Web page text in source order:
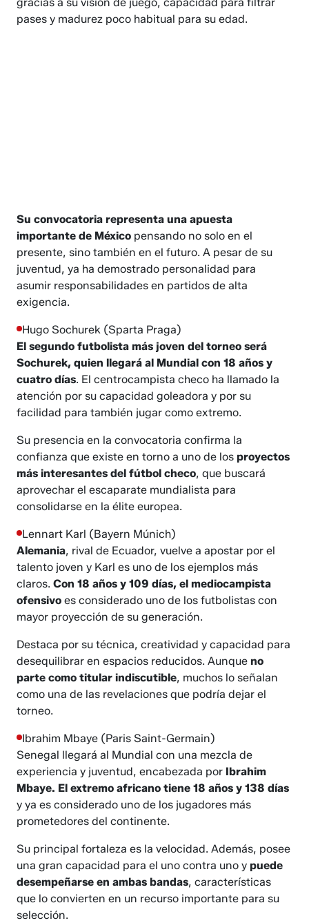
gracias a su visión de juego, capacidad para filtrar
pases y madurez poco habitual para su edad.
Su convocatoria representa una apuesta
importante de México pensando no solo en el
presente, sino también en el futuro. A pesar de su
juventud, ya ha demostrado personalidad para
asumir responsabilidades en partidos de alta
exigencia.
Hugo Sochurek (Sparta Praga)
El segundo futbolista más joven del torneo será
Sochurek, quien llegará al Mundial con 18 años y
cuatro días. El centrocampista checo ha llamado la
atención por su capacidad goleadora y por su
facilidad para también jugar como extremo.
Su presencia en la convocatoria confirma la
confianza que existe en torno a uno de los proyectos
más interesantes del fútbol checo, que buscará
aprovechar el escaparate mundialista para
consolidarse en la élite europea.
Lennart Karl (Bayern Múnich)
Alemania, rival de Ecuador, vuelve a apostar por el
talento joven y Karl es uno de los ejemplos más
claros.Con 18 años y 109 días, el mediocampista
ofensivo es considerado uno de los futbolistas con
mayor proyección de su generación.
Destaca por su técnica, creatividad y capacidad para
desequilibrar en espacios reducidos. Aunqueno
parte como titular indiscutible, muchos lo señalan
como una de las revelaciones que podría dejar el
torneo.
Ibrahim Mbaye (Paris Saint-Germain)
Senegal llegará al Mundial con una mezcla de
experiencia y juventud, encabezada por Ibrahim
Mbaye. El extremo africano tiene 18 años y 138 días
y ya es considerado uno de los jugadores más
prometedores del continente.
Su principal fortaleza es la velocidad. Además, posee
una gran capacidad para el uno contra uno ypuede
desempeñarse en ambas bandas, características
que lo convierten en un recurso importante para su
selección.